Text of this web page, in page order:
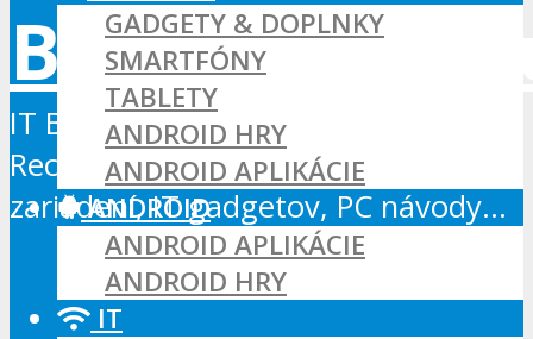
IT Blog - Android, Xbox a WordPress
Recenzie Android aplikácií, hier a
zariadení, IT gadgetov, PC návody...
GADGETY & DOPLNKY
SMARTFÓNY
TABLETY
ANDROID HRY
ANDROID APLIKÁCIE
ANDROID
ANDROID APLIKÁCIE
ANDROID HRY
IT